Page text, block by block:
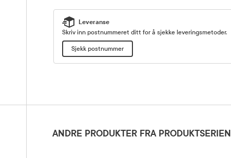
Leveranse
Skriv inn postnummeret ditt for å sjekke leveringsmetoder.
Sjekk postnummer
ANDRE PRODUKTER FRA PRODUKTSERIEN